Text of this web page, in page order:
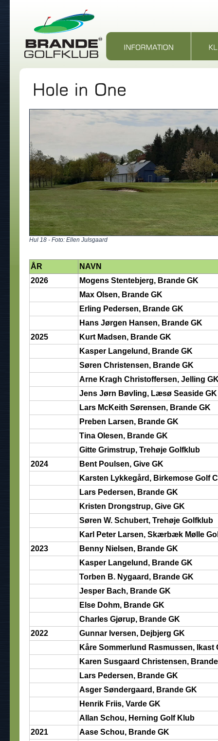
Hul 18 - Foto: Ellen Julsgaard
ÅR
NAVN
2026
Mogens Stentebjerg, Brande GK
Max Olsen, Brande GK
Erling Pedersen, Brande GK
Hans Jørgen Hansen, Brande GK
2025
Kurt Madsen, Brande GK
Kasper Langelund, Brande GK
Søren Christensen, Brande GK
Arne Kragh Christoffersen, Jelling
Jens Jørn Bøvling, Læsø Seaside GK
Lars McKeith Sørensen, Brande GK
Preben Larsen, Brande GK
Tina Olesen, Brande GK
Gitte Grimstrup, Trehøje Golfklub
2024
Bent Poulsen, Give GK
Karsten Lykkegård, Birkemose Golf
Lars Pedersen, Brande GK
Kristen Drongstrup, Give GK
Søren W. Schubert, Trehøje Golfklub
Karl Peter Larsen, Skærbæk Mølle
2023
Benny Nielsen, Brande GK
Kasper Langelund, Brande GK
Torben B. Nygaard, Brande GK
Jesper Bach, Brande GK
Else Dohm, Brande GK
Charles Gjørup, Brande GK
2022
Gunnar Iversen, Dejbjerg GK
Kåre Sommerlund Rasmussen, Ikast
Karen Susgaard Christensen,
Lars Pedersen, Brande GK
Asger Søndergaard, Brande GK
Henrik Friis, Varde GK
Allan Schou, Herning Golf Klub
2021
Aase Schou, Brande GK